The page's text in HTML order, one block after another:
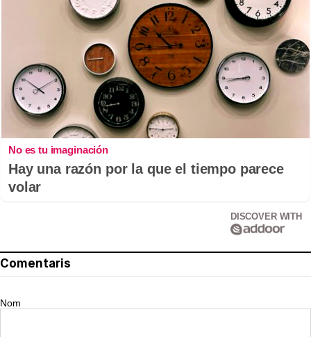
No es tu imaginación
Hay una razón por la que el tiempo parece
volar
DISCOVER WITH
Comentaris
Nom